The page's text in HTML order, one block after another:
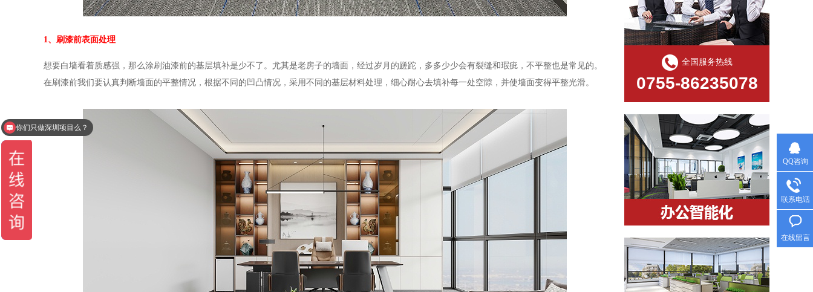
1、刷漆前表面处理
想要白墙看着质感强，那么涂刷油漆前的基层填补是少不了。尤其是老房子的墙面，经过岁月的蹉跎，多多少少会有裂缝和瑕疵，不平整也是常见的。
在刷漆前我们要认真判断墙面的平整情况，根据不同的凹凸情况，采用不同的基层材料处理，细心耐心去填补每一处空隙，并使墙面变得平整光滑。
全国服务热线
0755-86235078
QQ咨询
联系电话
在线留言
办公室设计一平多少钱？